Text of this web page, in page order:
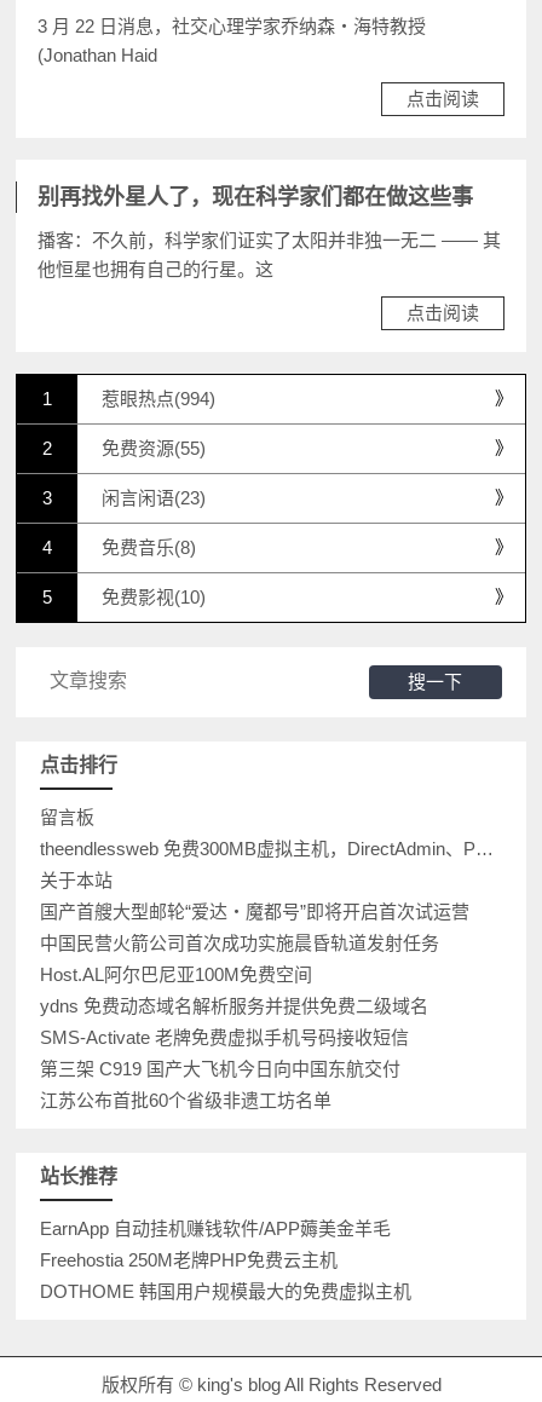
3 月 22 日消息，社交心理学家乔纳森・海特教授
(Jonathan Haid
点击阅读
别再找外星人了，现在科学家们都在做这些事
播客：不久前，科学家们证实了太阳并非独一无二 —— 其
他恒星也拥有自己的行星。这
点击阅读
惹眼热点(994)
免费资源(55)
闲言闲语(23)
免费音乐(8)
免费影视(10)
搜一下
点击排行
留言板
theendlessweb 免费300MB虚拟主机，DirectAdmin、PHP、MySQL
关于本站
国产首艘大型邮轮“爱达・魔都号”即将开启首次试运营
中国民营火箭公司首次成功实施晨昏轨道发射任务
Host.AL阿尔巴尼亚100M免费空间
ydns 免费动态域名解析服务并提供免费二级域名
SMS-Activate 老牌免费虚拟手机号码接收短信
第三架 C919 国产大飞机今日向中国东航交付
江苏公布首批60个省级非遗工坊名单
站长推荐
EarnApp 自动挂机赚钱软件/APP薅美金羊毛
Freehostia 250M老牌PHP免费云主机
DOTHOME 韩国用户规模最大的免费虚拟主机
版权所有 © king's blog All Rights Reserved